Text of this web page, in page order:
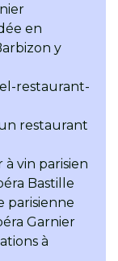
en
y
restaurant-
restaurant
vin parisien
Bastille
parisienne
Garnier
à